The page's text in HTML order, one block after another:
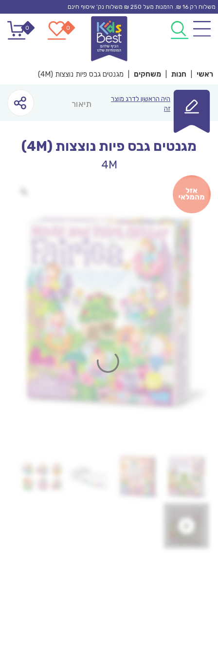
Skip
content
משלוח רק 16 ₪. הזמנות מעל 250 ₪ משלוח נק’ איסוף חינם
0
0
ראשי חנות משחקים מגנטים גבס פיות נוצצות (4M)
היה הראשון לדרג מוצר
זה
תיאור
מגנטים גבס פיות נוצצות (4M)
4M